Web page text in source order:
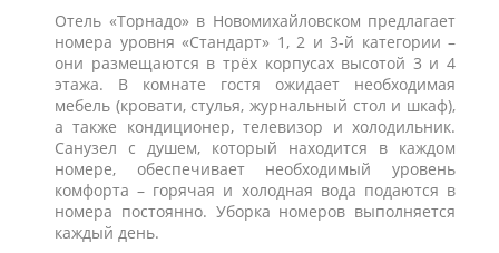
Отель «Торнадо» в Новомихайловском предлагает
номера уровня «Стандарт» 1, 2 и 3-й категории –
они размещаются в трёх корпусах высотой 3 и 4
этажа. В комнате гостя ожидает необходимая
мебель (кровати, стулья, журнальный стол и шкаф),
а также кондиционер, телевизор и холодильник.
Санузел с душем, который находится в каждом
номере, обеспечивает необходимый уровень
комфорта – горячая и холодная вода подаются в
номера постоянно. Уборка номеров выполняется
каждый день.